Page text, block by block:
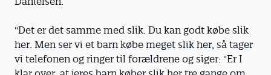
"Det er det samme med slik. Du kan godt købe slik
her. Men ser vi et barn købe meget slik her, så tager
vi telefonen og ringer til forældrene og siger: "Er I